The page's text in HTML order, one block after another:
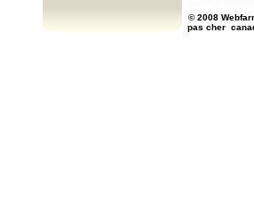
© 2008
pas cher